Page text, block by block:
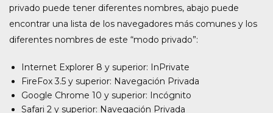
privado puede tener diferentes nombres, abajo puede
encontrar una lista de los navegadores más comunes y los
diferentes nombres de este “modo privado”:
Internet Explorer 8 y superior: InPrivate
FireFox 3.5 y superior: Navegación Privada
Google Chrome 10 y superior: Incógnito
Safari 2 y superior: Navegación Privada